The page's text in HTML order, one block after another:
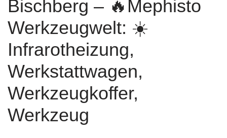
Bischberg – 🔥Mephisto
Werkzeugwelt: ☀️
Infrarotheizung,
Werkstattwagen,
Werkzeugkoffer,
Werkzeug